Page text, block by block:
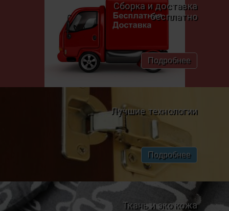
Сборка и доставка
бесплатно
Подробнее
Лучшие технологии
Подробнее
Ткань и эко кожа